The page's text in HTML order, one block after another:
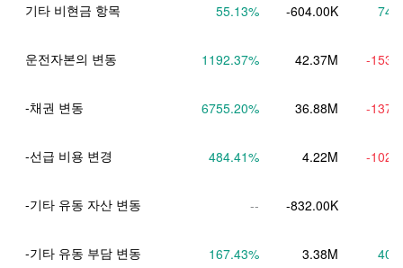
기타 비현금 항목 55.13% -604.00K
운전자본의 변동 1192.37% 42.37M -
-채권 변동 6755.20% 36.88M -
-선급 비용 변경 484.41% 4.22M -
-기타 유동 자산 변동 -- -832.00K
-기타 유동 부담 변동 167.43% 3.38M